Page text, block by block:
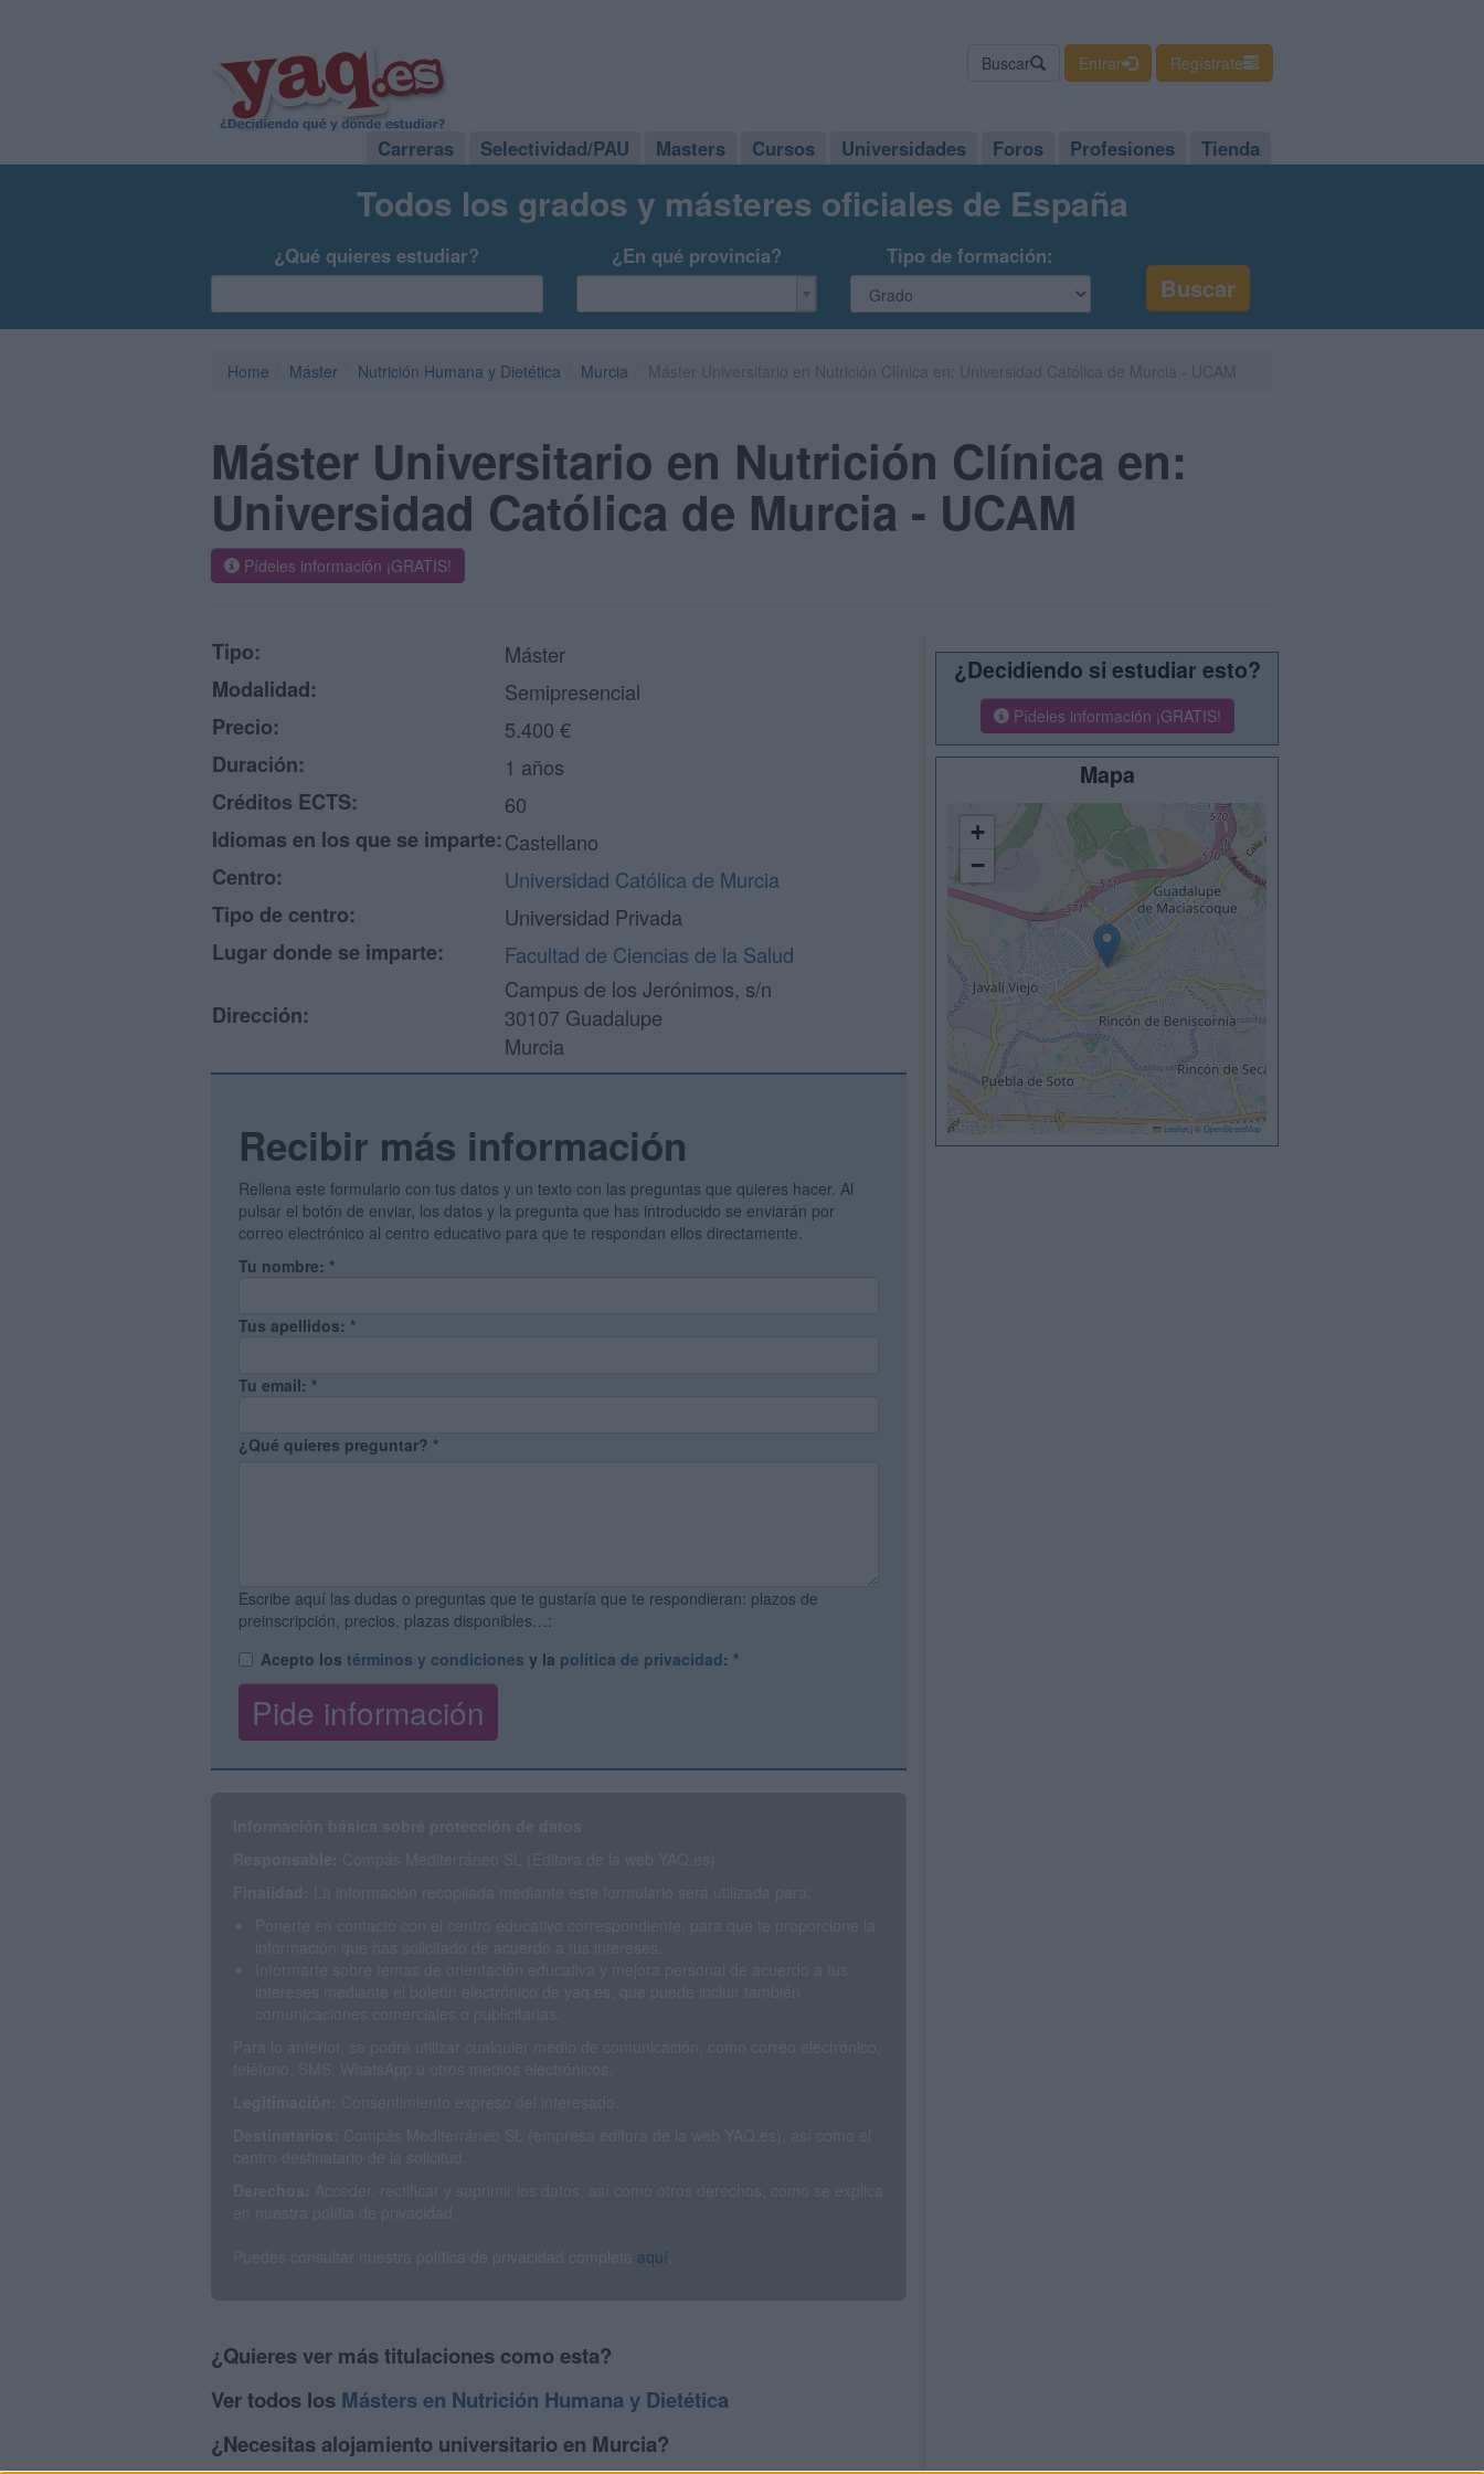
Buscar Entrar Regístrate
Carreras Selectividad/PAU Masters Cursos Universidades Foros Profesiones Tienda
Todos los grados y másteres oficiales de España
¿Qué quieres estudiar? ¿En qué provincia? Tipo de formación:
Home Máster Nutrición Humana y Dietética Murcia
Máster Universitario en Nutrición Clínica en:
Universidad Católica de Murcia - UCAM
Pídeles información ¡GRATIS!
Tipo:
Máster
Modalidad:
Semipresencial
Precio:
5.400 €
Duración:
1 años
Créditos ECTS:
60
Idiomas en los que se imparte:Castellano
Centro:
Universidad Católica de Murcia
Tipo de centro:
Universidad Privada
Lugar donde se imparte:
Facultad de Ciencias de la Salud
Dirección:
Campus de los Jerónimos, s/n
30107 Guadalupe
Murcia
Recibir más información
Rellena este formulario con tus datos y un texto con las preguntas que quieres hacer. Al
pulsar el botón de enviar, los datos y la pregunta que has introducido se enviarán por
correo electrónico al centro educativo para que te respondan ellos directamente.
Tu nombre: *
Tus apellidos: *
Tu email: *
¿Qué quieres preguntar? *
Escribe aquí las dudas o preguntas que te gustaría que te respondieran: plazos de
preinscripción, precios, plazas disponibles…:
Acepto los términos y condiciones y la política de privacidad: *
aquí
¿Quieres ver más titulaciones como esta?
Ver todos los Másters en Nutrición Humana y Dietética
¿Necesitas alojamiento universitario en Murcia?
¿Decidiendo si estudiar esto?
Pídeles información ¡GRATIS!
Mapa
+
−
Leaflet © OpenStreetMap